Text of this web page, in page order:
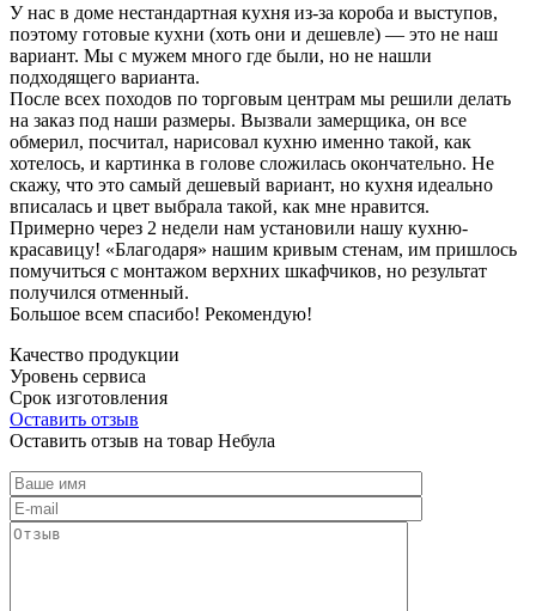
У нас в доме нестандартная кухня из-за короба и выступов,
поэтому готовые кухни (хоть они и дешевле) — это не наш
вариант. Мы с мужем много где были, но не нашли
подходящего варианта.
После всех походов по торговым центрам мы решили делать
на заказ под наши размеры. Вызвали замерщика, он все
обмерил, посчитал, нарисовал кухню именно такой, как
хотелось, и картинка в голове сложилась окончательно. Не
скажу, что это самый дешевый вариант, но кухня идеально
вписалась и цвет выбрала такой, как мне нравится.
Примерно через 2 недели нам установили нашу кухню-
красавицу! «Благодаря» нашим кривым стенам, им пришлось
помучиться с монтажом верхних шкафчиков, но результат
получился отменный.
Большое всем спасибо! Рекомендую!
Качество продукции
Уровень сервиса
Срок изготовления
Оставить отзыв
Оставить отзыв на товар Небула